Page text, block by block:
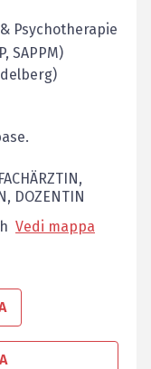
Psychotherapie
SAPPM)
DOZENTIN
Vedi mappa